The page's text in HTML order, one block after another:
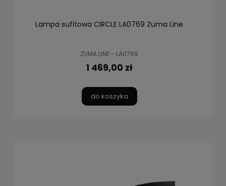
Lampa sufitowa CIRCLE LA0769 Zuma Line
ZUMA LINE - LA0769
1 469,00 zł
do koszyka